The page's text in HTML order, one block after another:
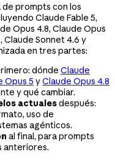
de prompts con los
Claude Fable 5,
Opus 4.8, Claude Opus
Claude Sonnet 4.6 y
en tres partes:
dónde Claude
Opus 5 yClaude Opus 4.8
y qué cambiar.
actualesdespués:
uso de
agénticos.
al final, para prompts
anteriores.